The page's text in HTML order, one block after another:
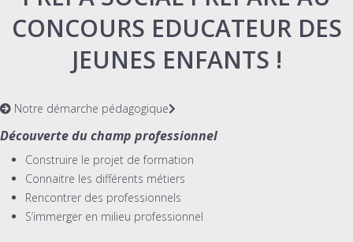
CONCOURS EDUCATEUR DES
JEUNES ENFANTS !
Notre démarche pédagogique
Découverte du champ professionnel
Construire le projet de formation
Connaitre les différents métiers
Rencontrer des professionnels
S’immerger en milieu professionnel